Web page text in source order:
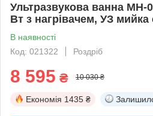
Ультразвукова ванна MH-
Вт з нагрівачем, УЗ мийка
В наявності
Код: 021322
Роздріб
8 595 ₴ 10 030 ₴
Економія 1435 ₴